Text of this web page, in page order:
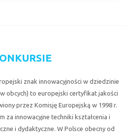
znak innowacyjności w dziedzinie
obcych) to europejski certyfikat jakości
przez Komisję Europejską w 1998 r.
za innowacyjne techniki kształcenia i
i dydaktyczne. W Polsce obecny od